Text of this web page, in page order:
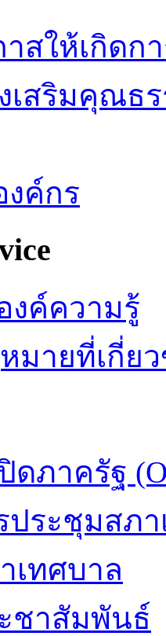
าสให้เกิดก
เสริมคุณธ
ค์กร
งค์ความรู้
มายที่เกี่ย
ภาครัฐ
ประชุมสภ
เทศบาล
ชาสัมพันธ์